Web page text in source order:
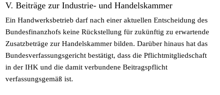
V. Beiträge zur Industrie- und Handelskammer
Ein Handwerksbetrieb darf nach einer aktuellen Entscheidung des
Bundesfinanzhofs keine Rückstellung für zukünftig zu erwartende
Zusatzbeträge zur Handelskammer bilden. Darüber hinaus hat das
Bundesverfassungsgericht bestätigt, dass die Pflichtmitgliedschaft
in der IHK und die damit verbundene Beitragspflicht
verfassungsgemäß ist.